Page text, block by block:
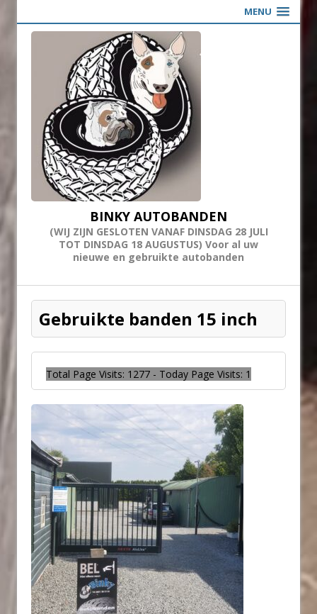
MENU
BINKY AUTOBANDEN
(WIJ ZIJN GESLOTEN VANAF DINSDAG 28 JULI
TOT DINSDAG 18 AUGUSTUS) Voor al uw
nieuwe en gebruikte autobanden
Gebruikte banden 15 inch
Total Page Visits: 1277 - Today Page Visits: 1